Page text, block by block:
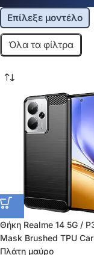
Επίλεξε μοντέλο
Όλα τα φίλτρα
Θήκη Realme 14 5G /
Mask Brushed TPU
Πλάτη μαύρο